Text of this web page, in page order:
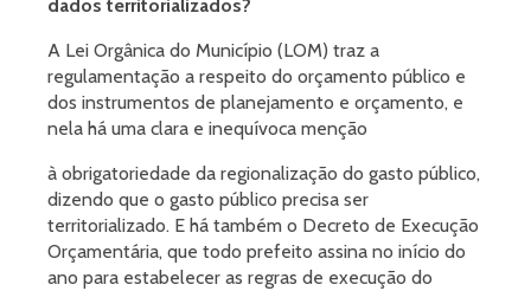
dados territorializados?
A Lei Orgânica do Município (LOM) traz a
regulamentação a respeito do orçamento público e
dos instrumentos de planejamento e orçamento, e
nela há uma clara e inequívoca menção
à obrigatoriedade da regionalização do gasto público,
dizendo que o gasto público precisa ser
territorializado. E há também o Decreto de Execução
Orçamentária, que todo prefeito assina no início do
ano para estabelecer as regras de execução do